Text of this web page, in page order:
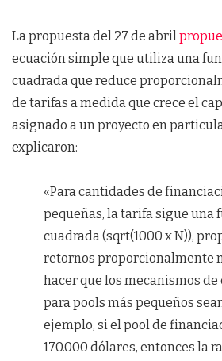
La propuesta del 27 de abril
ecuación simple que utiliza una
cuadrada que reduce
de tarifas a medida que crece el
asignado a un proyecto en
explicaron:
«Para cantidades de
pequeñas, la tarifa sigue una
cuadrada (sqrt(1000 x N)),
retornos proporcionalmente
hacer que los mecanismos
para pools más pequeños
ejemplo, si el pool de
170.000 dólares, entonces la